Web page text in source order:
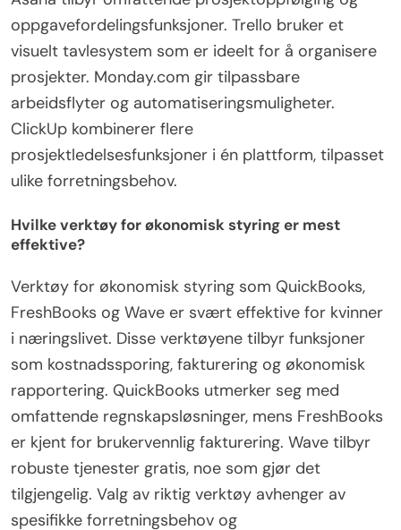
oppgavefordelingsfunksjoner. Trello bruker et
visuelt tavlesystem som er ideelt for å organisere
prosjekter. Monday.com gir tilpassbare
arbeidsflyter og automatiseringsmuligheter.
ClickUp kombinerer flere
prosjektledelsesfunksjoner i én plattform, tilpasset
ulike forretningsbehov.
Hvilke verktøy for økonomisk styring er mest
effektive?
Verktøy for økonomisk styring som QuickBooks,
FreshBooks og Wave er svært effektive for kvinner
i næringslivet. Disse verktøyene tilbyr funksjoner
som kostnadssporing, fakturering og økonomisk
rapportering. QuickBooks utmerker seg med
omfattende regnskapsløsninger, mens FreshBooks
er kjent for brukervennlig fakturering. Wave tilbyr
robuste tjenester gratis, noe som gjør det
tilgjengelig. Valg av riktig verktøy avhenger av
spesifikke forretningsbehov og